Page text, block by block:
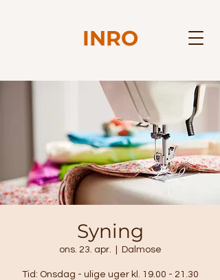
INRO
Syning
ons. 23. apr. Dalmose
Tid: Onsdag - ulige uger kl. 19.00 - 21.30